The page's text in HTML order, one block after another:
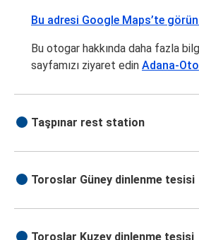
Bu adresi Google Maps’te
Bu otogar hakkında daha fazla
sayfamızı ziyaret edin Adana-
Taşpınar rest station
Toroslar Güney dinlenme tesisi
Toroslar Kuzey dinlenme tesisi